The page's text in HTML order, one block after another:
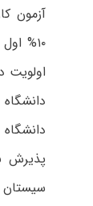
آزمون
۱۰%
اولویت
پذیرش